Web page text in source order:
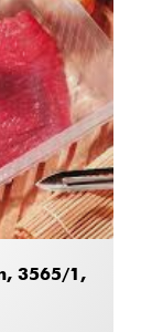
3565/1,